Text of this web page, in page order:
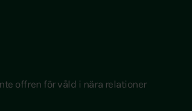
offren för våld i nära relationer